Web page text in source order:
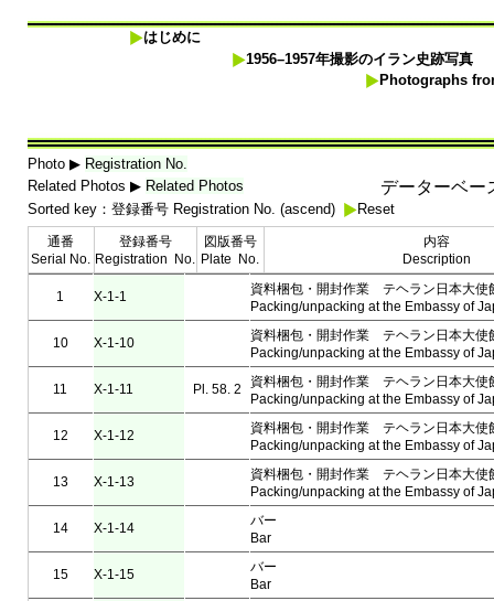
はじめに
1956–1957年撮影のイラン史跡写真
Photographs
データーベ
Photo ▶︎ Registration No.
Related Photos ▶︎ Related Photos
Sorted key：登録番号 Registration No. (ascend)
Reset
通番
Serial No.
登録番号
Registration No.
図版番号
Plate No.
内容
Description
1 X-1-1
資料梱包・開封作業 テヘラン日本大使
Packing/unpacking at the Embassy of
10 X-1-10
資料梱包・開封作業 テヘラン日本大使
Packing/unpacking at the Embassy of
11 X-1-11 Pl. 58. 2
資料梱包・開封作業 テヘラン日本大使
Packing/unpacking at the Embassy of
12 X-1-12
資料梱包・開封作業 テヘラン日本大使
Packing/unpacking at the Embassy of
13 X-1-13
資料梱包・開封作業 テヘラン日本大使
Packing/unpacking at the Embassy of
14 X-1-14
バー
Bar
15 X-1-15
バー
Bar